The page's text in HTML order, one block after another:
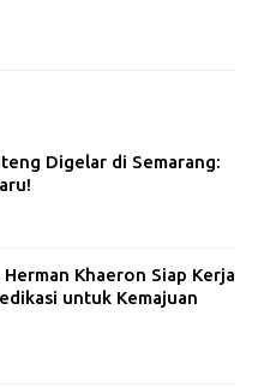
Digelar di Semarang:
Khaeron Siap Kerja
untuk Kemajuan